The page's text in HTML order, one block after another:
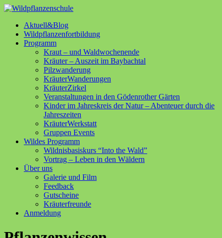
Aktuell&Blog
Wildpflanzenfortbildung
Programm
Kraut – und Waldwochenende
Kräuter – Auszeit im Baybachtal
Pilzwanderung
KräuterWanderungen
KräuterZirkel
Veranstaltungen in den Gödenrother Gärten
Kinder im Jahreskreis der Natur – Abenteuer durch die
Jahreszeiten
KräuterWerkstatt
Gruppen Events
Wildes Programm
Wildnisbasiskurs “Into the Wald”
Vortrag – Leben in den Wäldern
Über uns
Galerie und Film
Feedback
Gutscheine
Kräuterfreunde
Anmeldung